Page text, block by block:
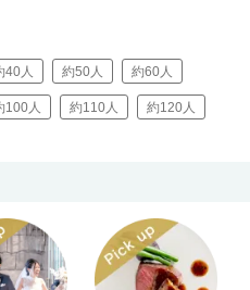
40人 約50人 約60人
100人 約110人 約120人